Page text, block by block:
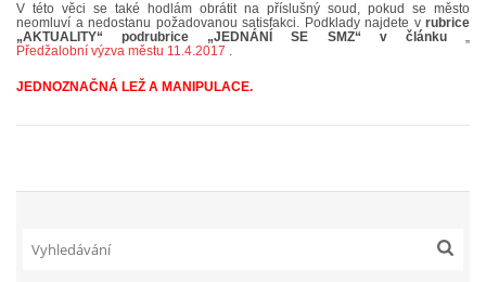
VIDEO
V této věci se také hodlám obrátit na příslušný soud, pokud se město
neomluví a nedostanu požadovanou satisfakci. Podklady najdete v rubrice
„AKTUALITY“ podrubrice „JEDNÁNÍ SE SMZ“ v článku„
Předžalobní výzva městu 11.4.2017 .
JEDNOZNAČNÁ LEŽ A MANIPULACE.